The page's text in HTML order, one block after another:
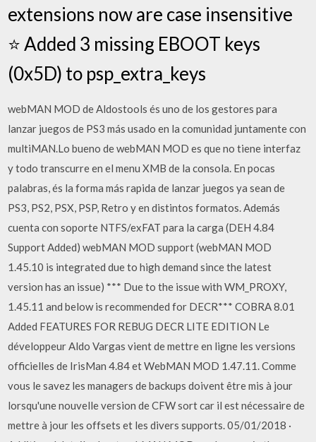
extensions now are case insensitive
⭐️ Added 3 missing EBOOT keys
(0x5D) to psp_extra_keys
webMAN MOD de Aldostools és uno de los gestores para
lanzar juegos de PS3 más usado en la comunidad juntamente con
multiMAN.Lo bueno de webMAN MOD es que no tiene interfaz
y todo transcurre en el menu XMB de la consola. En pocas
palabras, és la forma más rapida de lanzar juegos ya sean de
PS3, PS2, PSX, PSP, Retro y en distintos formatos. Además
cuenta con soporte NTFS/exFAT para la carga (DEH 4.84
Support Added) webMAN MOD support (webMAN MOD
1.45.10 is integrated due to high demand since the latest
version has an issue) *** Due to the issue with WM_PROXY,
1.45.11 and below is recommended for DECR*** COBRA 8.01
Added FEATURES FOR REBUG DECR LITE EDITION Le
développeur Aldo Vargas vient de mettre en ligne les versions
officielles de IrisMan 4.84 et WebMAN MOD 1.47.11. Comme
vous le savez les managers de backups doivent être mis à jour
lorsqu'une nouvelle version de CFW sort car il est nécessaire de
mettre à jour les offsets et les divers supports. 05/01/2018 ·